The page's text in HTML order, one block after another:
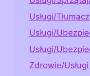
Usługi/Tłumacz
Usługi/
Usługi/
Zdrowie/